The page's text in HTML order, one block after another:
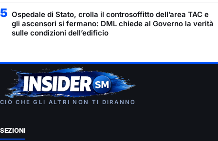
5 Ospedale di Stato, crolla il controsoffitto dell’area TAC e
gli ascensori si fermano: DML chiede al Governo la verità
sulle condizioni dell’edificio
CIÒ CHE GLI ALTRI NON TI DIRANNO
SEZIONI